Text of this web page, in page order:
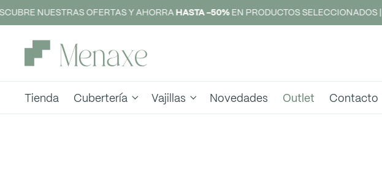
NUESTRAS OFERTAS Y AHORRAHASTA -50%EN PRODUCTOS SELECCIONADOS |
Tienda Cubertería Vajillas Novedades Outlet Contacto